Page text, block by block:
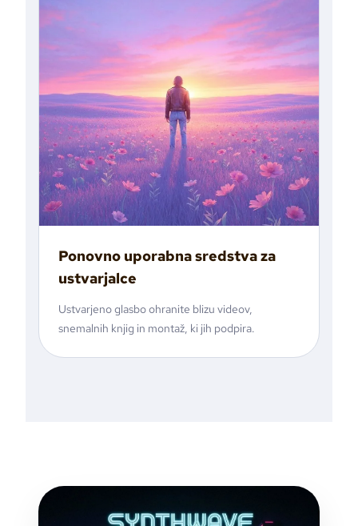
Ponovno uporabna sredstva za
ustvarjalce
Ustvarjeno glasbo ohranite blizu videov,
snemalnih knjig in montaž, ki jih podpira.